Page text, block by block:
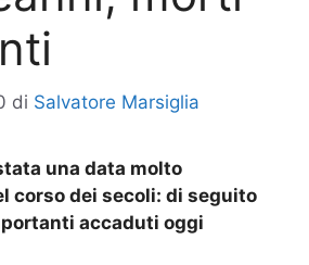
di Salvatore Marsiglia
una data molto
corso dei secoli: di seguito
accaduti oggi